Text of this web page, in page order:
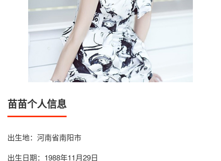
苗苗个人信息
出生地：河南省南阳市
出生日期：1988年11月29日